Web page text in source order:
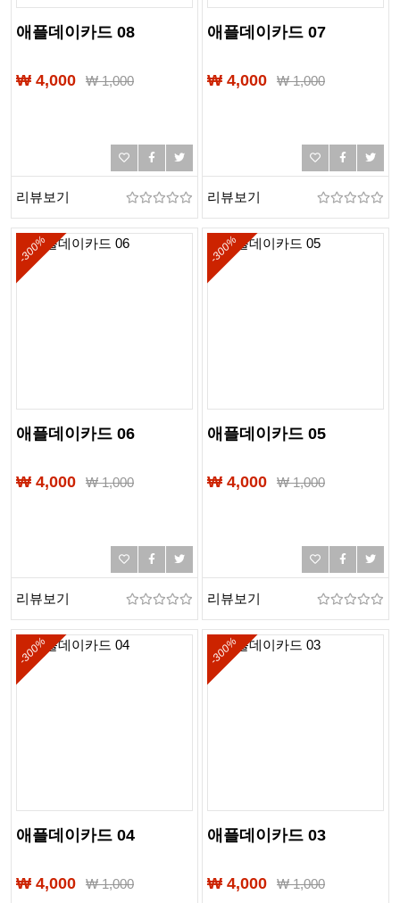
애플데이카드 08
₩ 4,000 ₩1,000
리뷰보기
애플데이카드 07
₩ 4,000 ₩1,000
리뷰보기
-300%
애플데이카드 06
₩ 4,000 ₩1,000
리뷰보기
-300%
애플데이카드 05
₩ 4,000 ₩1,000
리뷰보기
-300%
애플데이카드 04
₩ 4,000 ₩1,000
-300%
애플데이카드 03
₩ 4,000 ₩1,000